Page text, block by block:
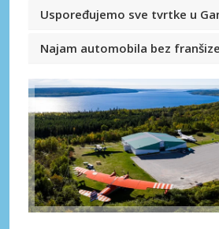
Uspoređujemo sve tvrtke u
Najam automobila bez